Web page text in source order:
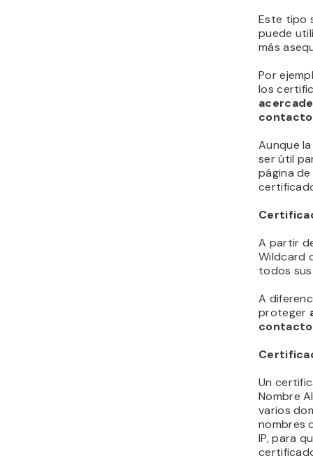
Este tipo
puede
más
Por
los
Aunque
ser útil
página
A partir
Wildcard
todos
A
proteger
Un
Nombre
varios
nombres
IP, para